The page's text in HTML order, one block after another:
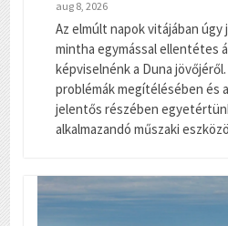
aug 8, 2026
Az elmúlt napok vitájában
mintha egymással ellentétes
képviselnénk a Duna jövőjéről.
problémák megítélésében és
jelentős részében
alkalmazandó műszaki